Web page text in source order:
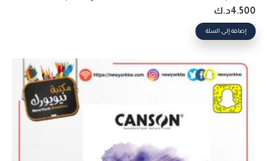
4.500د.ك
إضافة إلى السلة